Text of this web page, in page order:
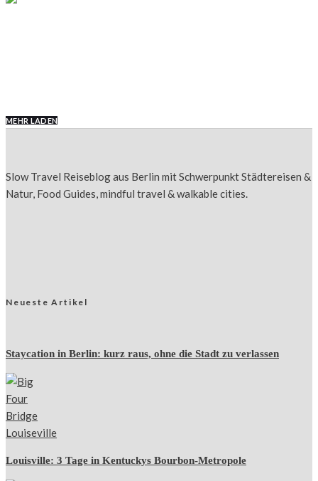
MEHR LADEN
Slow Travel Reiseblog aus Berlin mit Schwerpunkt Städtereisen &
Natur, Food Guides, mindful travel & walkable cities.
Neueste Artikel
Staycation in Berlin: kurz raus, ohne die Stadt zu verlassen
Louisville: 3 Tage in Kentuckys Bourbon-Metropole